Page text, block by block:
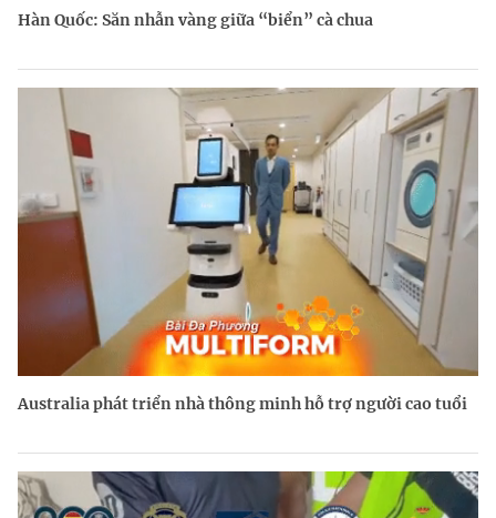
Hàn Quốc: Săn nhẫn vàng giữa “biển” cà chua
Australia phát triển nhà thông minh hỗ trợ người cao tuổi